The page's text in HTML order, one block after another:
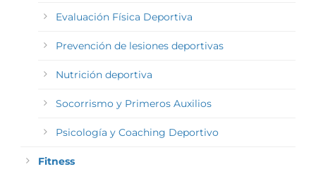
Evaluación Física Deportiva
Prevención de lesiones deportivas
Nutrición deportiva
Socorrismo y Primeros Auxilios
Psicología y Coaching Deportivo
Fitness